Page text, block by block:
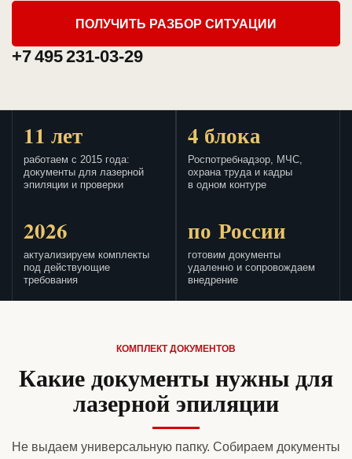
ПОЛУЧИТЬ РАЗБОР СИТУАЦИИ
+7 495 231-03-29
11 лет
работаем с 2015 года:
документы для лазерной
эпиляции и проверки
4 блока
Роспотребнадзор, МЧС,
охрана труда и кадры
в одном контуре
2026
актуализируем комплекты
под действующие
требования
по России
готовим документы
удаленно и сопровождаем
внедрение
КОМПЛЕКТ ДОКУМЕНТОВ
Какие документы нужны для
лазерной эпиляции
Не выдаем универсальную папку. Собираем документы